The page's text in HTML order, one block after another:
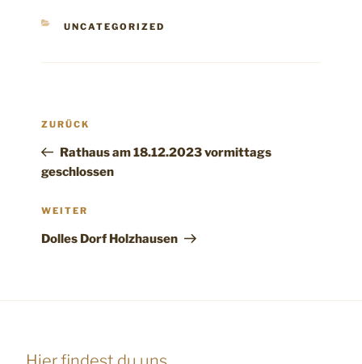
KATEGORIEN
UNCATEGORIZED
Vorheriger
ZURÜCK
Rathaus am 18.12.2023 vormittags
geschlossen
Nächster
WEITER
Dolles Dorf Holzhausen